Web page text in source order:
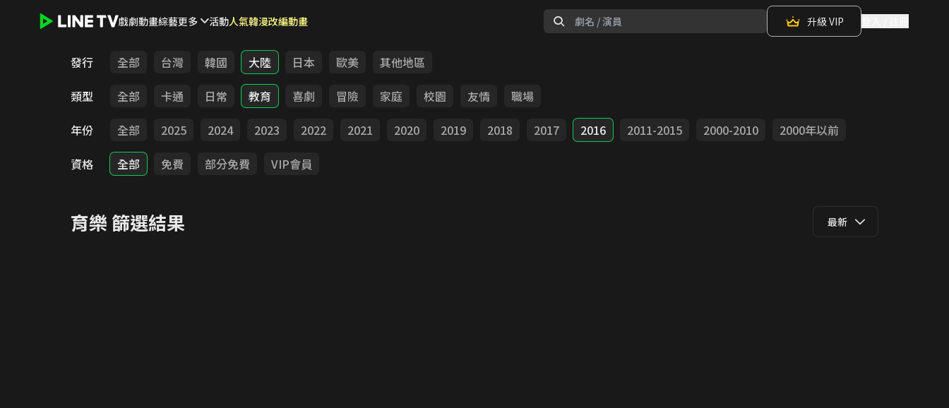
戲劇動畫綜藝更多 活動人氣韓漫改編動畫 升級 VIP
發行 全部 台灣 韓國 大陸 日本 歐美
其他地區
類型
全部 卡通 日常 教育 喜劇 冒險 家庭 校園 友情
職場
年份
全部 2025 2024 2023 2022 2021 2020 2019 2018 2017 2016 2011-2015 2000-2010
2000年以前
資格
全部 免費 部分免費 VIP會員
育樂 篩選結果 最新